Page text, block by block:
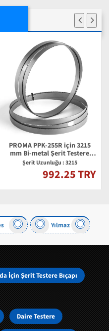
PROMA PPK-255R için 3215
mm Bi-metal Şerit Testere
Bıçağı
Şerit Uzunluğu : 3215
992.25 TRY
Yılmaz
İçin Şerit Testere Bıçapı
Daire Testere